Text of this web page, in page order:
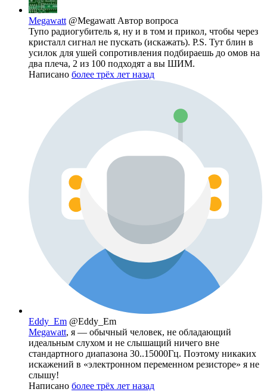
Megawatt @Megawatt Автор вопроса
Тупо радиогубитель я, ну и в том и прикол, чтобы через
кристалл сигнал не пускать (искажать). P.S. Тут блин в
усилок для ушей сопротивления подбираешь до омов на
два плеча, 2 из 100 подходят а вы ШИМ.
Написано более трёх лет назад
Eddy_Em @Eddy_Em
Megawatt, я — обычный человек, не обладающий
идеальным слухом и не слышащий ничего вне
стандартного диапазона 30..15000Гц. Поэтому никаких
искажений в «электронном переменном резисторе» я не
слышу!
Написано более трёх лет назад